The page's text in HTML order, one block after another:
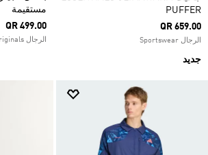
PUFFER
QR 659.00
الرجال Sportswear
جديد
مستقيمة
QR 499.00
الرجال Originals